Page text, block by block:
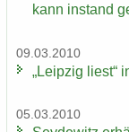
kann in­stand
09.03.2010
„Leip­zig liest“
05.03.2010